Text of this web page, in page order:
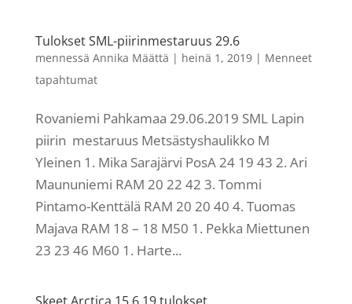
Tulokset SML-piirinmestaruus 29.6
mennessä Annika Määttä | heinä 1, 2019| Menneet
tapahtumat
Rovaniemi Pahkamaa 29.06.2019 SML Lapin
piirin mestaruus Metsästyshaulikko M
Yleinen 1. Mika Sarajärvi PosA 24 19 43 2. Ari
Maununiemi RAM 20 22 42 3. Tommi
Pintamo-Kenttälä RAM 20 20 40 4. Tuomas
Majava RAM 18 – 18 M50 1. Pekka Miettunen
23 23 46 M60 1. Harte...